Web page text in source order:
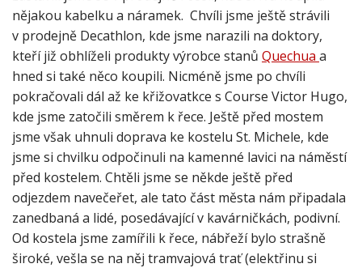
nějakou kabelku a náramek. Chvíli jsme ještě strávili
v prodejně Decathlon, kde jsme narazili na doktory,
kteří již obhlíželi produkty výrobce stanů Quechua a
hned si také něco koupili. Nicméně jsme po chvíli
pokračovali dál až ke křižovatkce s Course Victor Hugo,
kde jsme zatočili směrem k řece. Ještě před mostem
jsme však uhnuli doprava ke kostelu St. Michele, kde
jsme si chvilku odpočinuli na kamenné lavici na náměstí
před kostelem. Chtěli jsme se někde ještě před
odjezdem navečeřet, ale tato část města nám připadala
zanedbaná a lidé, posedávající v kavárničkách, podivní.
Od kostela jsme zamířili k řece, nábřeží bylo strašně
široké, vešla se na něj tramvajová trať (elektřinu si